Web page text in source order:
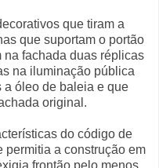
que tiram a
que suportam o portão
na fachada duas réplicas
na iluminação pública
a óleo de baleia e que
original.
do código de
permitia a construção em
frontão pelo menos